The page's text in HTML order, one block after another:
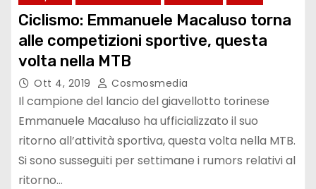
Ciclismo: Emmanuele Macaluso torna
alle competizioni sportive, questa
volta nella MTB
Ott 4, 2019 Cosmosmedia
Il campione del lancio del giavellotto torinese
Emmanuele Macaluso ha ufficializzato il suo
ritorno all’attività sportiva, questa volta nella MTB.
Si sono susseguiti per settimane i rumors relativi al
ritorno…